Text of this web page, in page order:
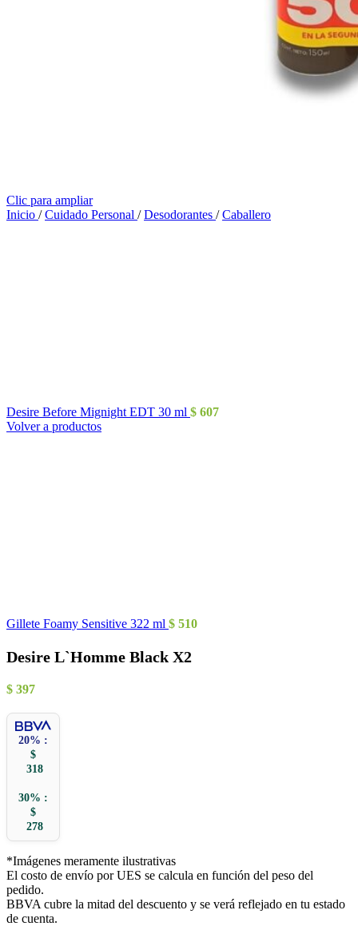
Clic para ampliar
Inicio / Cuidado Personal / Desodorantes / Caballero
Desire Before Mignight EDT 30 ml $ 607
Volver a productos
Gillete Foamy Sensitive 322 ml $ 510
Desire L`Homme Black X2
$ 397
20% :
$
318
30% :
$
278
*Imágenes meramente ilustrativas
El costo de envío por UES se calcula en función del peso del
pedido.
BBVA cubre la mitad del descuento y se verá reflejado en tu estado
de cuenta.